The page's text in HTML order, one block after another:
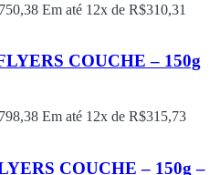
Em até 12x de R$310,31
COUCHE – 150g
Em até 12x de R$315,73
COUCHE – 150g –